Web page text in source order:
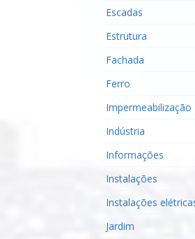
Escadas
Estrutura
Fachada
Ferro
Impermeabilização
Indústria
Informações
Instalações
Instalações
Jardim